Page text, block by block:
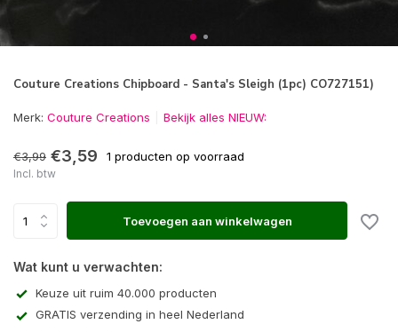
Couture Creations Chipboard - Santa's Sleigh (1pc) CO727151)
Merk: Couture Creations Bekijk alles NIEUW:
€3,99 €3,59 1 producten op voorraad
Incl. btw
Toevoegen aan winkelwagen
Wat kunt u verwachten:
Keuze uit ruim 40.000 producten
GRATIS verzending in heel Nederland